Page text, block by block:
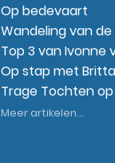
Op bedevaart
Wandeling van
Top 3 van Ivonne
Op stap met
Trage Tochten
Meer artikelen...